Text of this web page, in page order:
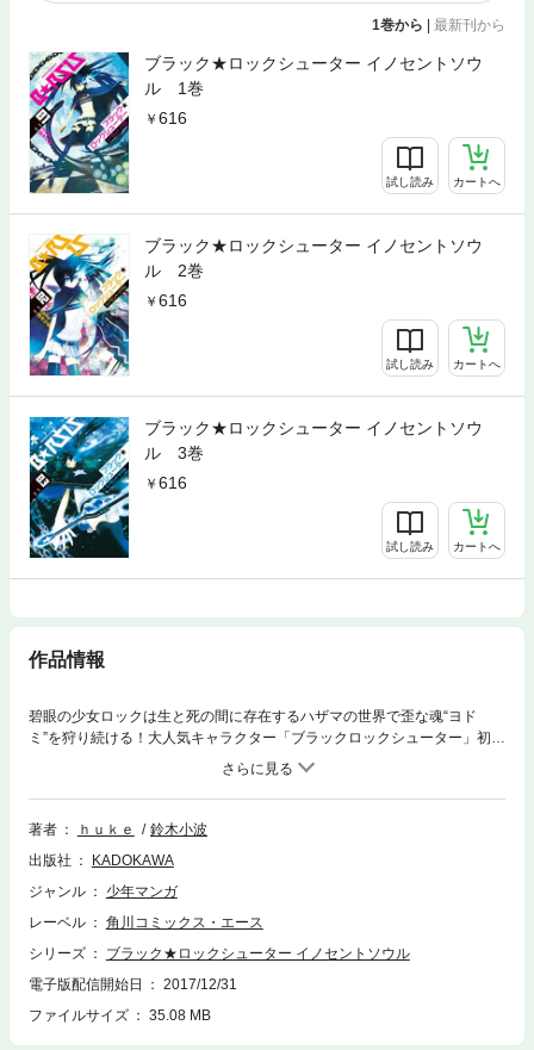
1巻から | 最新刊から
ブラック★ロックシューター イノセントソウ
ル 1巻
616
試し読み カートへ
ブラック★ロックシューター イノセントソウ
ル 2巻
616
試し読み カートへ
ブラック★ロックシューター イノセントソウ
ル 3巻
616
試し読み カートへ
作品情報
碧眼の少女ロックは生と死の間に存在するハザマの世界で歪な魂“ヨド
ミ”を狩り続ける！大人気キャラクター「ブラックロックシューター」初の
著者 ｈｕｋｅ
鈴木小波
出版社
KADOKAWA
ジャンル
少年マンガ
レーベル
角川コミックス・エース
シリーズ
ブラック★ロックシューター イノセントソウル
電子版配信開始日
2017/12/31
ファイルサイズ
35.08 MB